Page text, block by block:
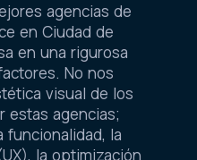
agencias de
en Ciudad de
en una rigurosa
No nos
visual de los
estas agencias;
funcionalidad, la
la optimización